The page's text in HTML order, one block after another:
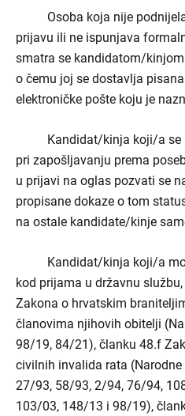
Osoba koja nije podnijela
prijavu ili ne ispunjava
smatra se kandidatom/
o čemu joj se dostavlja
elektroničke pošte koju je
Kandidat/kinja koji/a se
pri zapošljavanju prema
u prijavi na oglas pozvati se
propisane dokaze o tom
na ostale kandidate/kinje
Kandidat/kinja koji/a
kod prijama u državnu
Zakona o hrvatskim
članovima njihovih obitelji
98/19, 84/21), članku 48.f
civilnih invalida rata
27/93, 58/93, 2/94, 76/94,
103/03, 148/13 i 98/19),